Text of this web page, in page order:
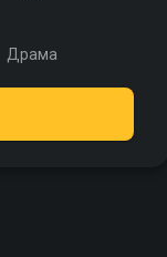
Драма